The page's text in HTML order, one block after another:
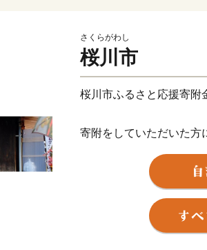
さくらがわし
桜川市
桜川市ふるさと応援寄附
寄附をしていただいた方
礼の品をお送りします。
※寄附金額によって選択
記をご確認ください。
※特典のお届けには1～2